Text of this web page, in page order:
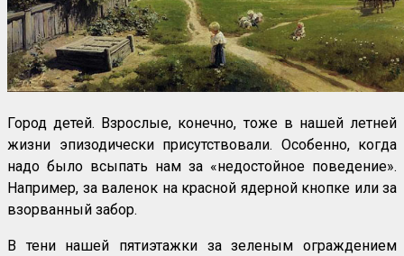
Город детей. Взрослые, конечно, тоже в нашей летней
жизни эпизодически присутствовали. Особенно, когда
надо было всыпать нам за «недостойное поведение».
Например, за валенок на красной ядерной кнопке или за
взорванный забор.
В тени нашей пятиэтажки за зеленым ограждением